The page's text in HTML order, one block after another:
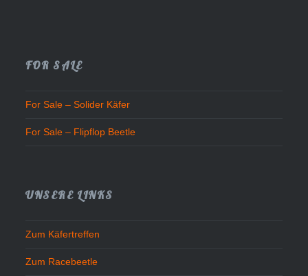
FOR SALE
For Sale – Solider Käfer
For Sale – Flipflop Beetle
UNSERE LINKS
Zum Käfertreffen
Zum Racebeetle